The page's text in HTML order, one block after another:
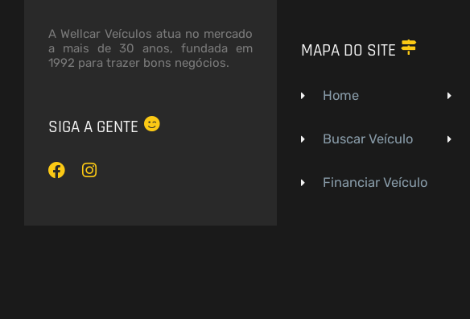
A Wellcar Veículos atua no mercado
a mais de 30 anos, fundada em
1992 para trazer bons negócios.
SIGA A GENTE
a
c
n
s
MAPA DO SITE
Home
Buscar Veículo
Financiar Veículo